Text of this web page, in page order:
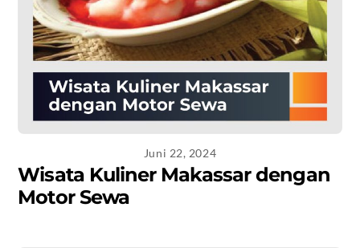
Juni 22, 2024
Wisata Kuliner Makassar dengan
Motor Sewa